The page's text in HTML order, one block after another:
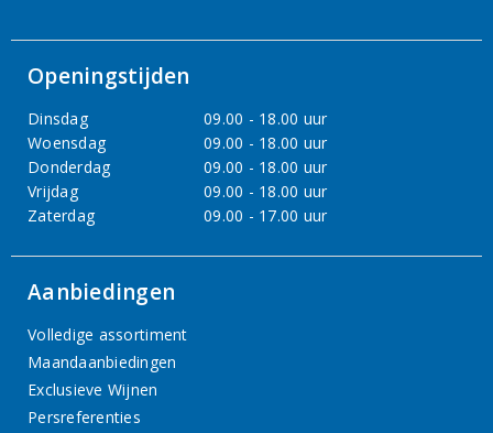
Openingstijden
Dinsdag
09.00 - 18.00 uur
Woensdag
09.00 - 18.00 uur
Donderdag
09.00 - 18.00 uur
Vrijdag
09.00 - 18.00 uur
Zaterdag
09.00 - 17.00 uur
Aanbiedingen
Volledige assortiment
Maandaanbiedingen
Exclusieve Wijnen
Persreferenties